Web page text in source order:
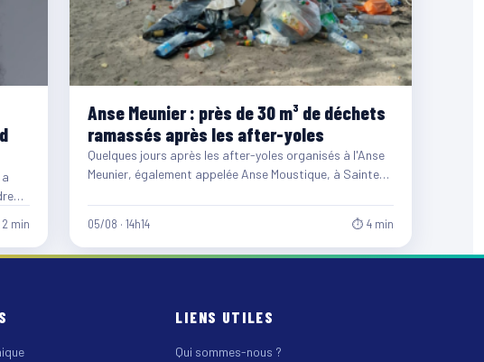
min
Anse Meunier : près de 30 m³ de déchets
ramassés après les after-yoles
Quelques jours après les after-yoles organisés à l'Anse
Meunier, également appelée Anse Moustique, à Sainte-
05/08 · 14h14 ⏱ 4 min
LIENS UTILES
Qui sommes-nous ?